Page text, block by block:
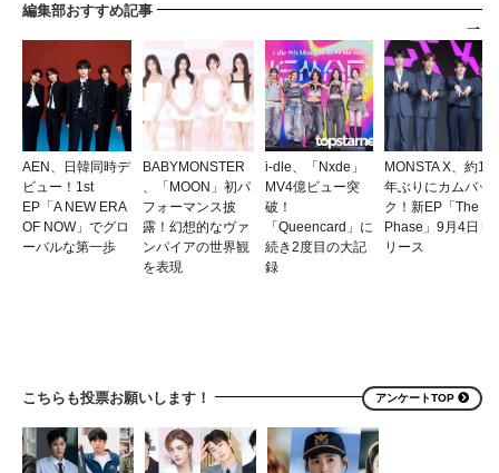
編集部おすすめ記事
AEN、日韓同時デ
ビュー！1st
EP「A NEW ERA
OF NOW」でグロ
ーバルな第一歩
BABYMONSTER
、「MOON」初パ
フォーマンス披
露！幻想的なヴァ
ンパイアの世界観
を表現
i-dle、「Nxde」
MV4億ビュー突
破！
「Queencard」に
続き2度目の大記
録
MONSTA X、約1
年ぶりにカムバッ
ク！新EP「The
Phase」9月4日リ
リース
こちらも投票お願いします！ アンケートTOP